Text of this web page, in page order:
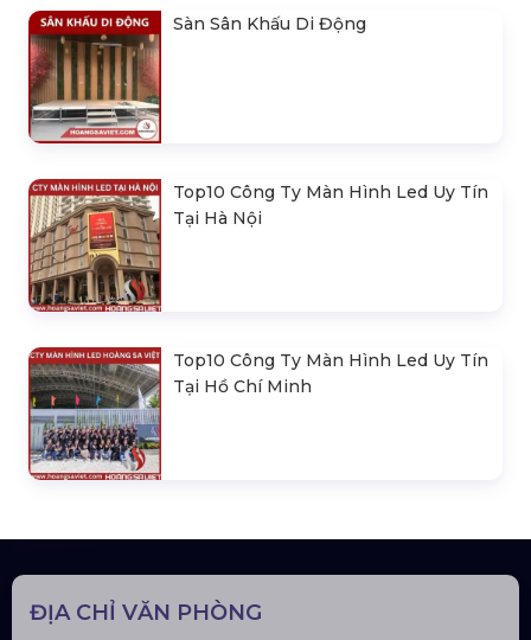
Sàn Sân Khấu Di Động
Top10 Công Ty Màn Hình Led Uy Tín
Tại Hà Nội
Top10 Công Ty Màn Hình Led Uy Tín
Tại Hồ Chí Minh
ĐỊA CHỈ VĂN PHÒNG